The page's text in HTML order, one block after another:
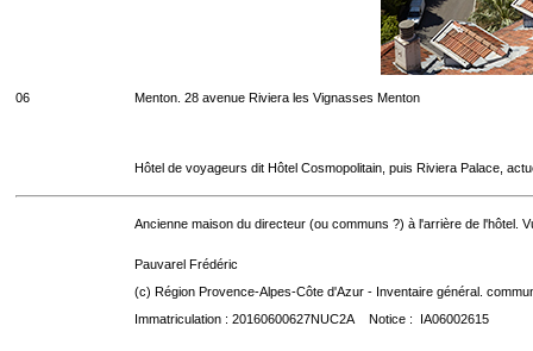
06 Menton. 28 avenue Riviera les Vignasses Menton
Hôtel de voyageurs dit Hôtel Cosmopolitain, puis Riviera Palace,
Ancienne maison du directeur (ou communs ?) à l'arrière de l'hôtel.
Pauvarel Frédéric
(c) Région Provence-Alpes-Côte d'Azur - Inventaire général.
Immatriculation : 20160600627NUC2A Notice : IA06002615